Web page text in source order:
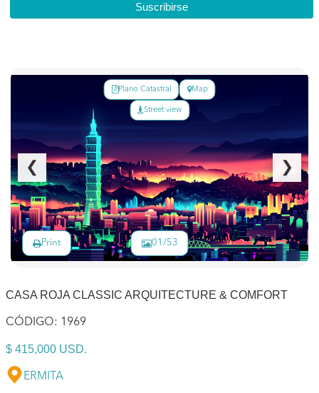
Suscribirse
❮ ❯
Plano Catastral Map
Street view
01/53
Print
CASA ROJA CLASSIC ARQUITECTURE & COMFORT
CÓDIGO: 1969
$ 415,000 USD.
ERMITA